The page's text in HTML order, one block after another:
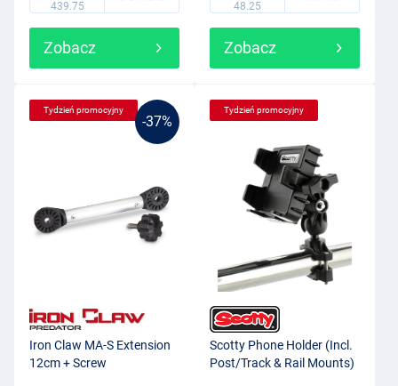
439.75
Zobacz
48.25
Zobacz
-37%
Tydzień promocyjny
Iron Claw MA-S Extension
12cm + Screw
Tydzień promocyjny
Scotty Phone Holder (Incl.
Post/Track & Rail Mounts)